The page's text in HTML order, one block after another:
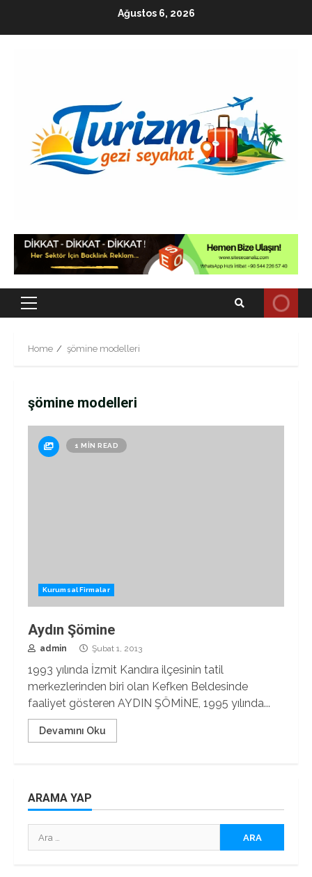
Ağustos 6, 2026
Primary
Home şömine modelleri
şömine modelleri
1 MIN READ
Kurumsal Firmalar
Aydın Şömine
admin Şubat 1, 2013
1993 yılında İzmit Kandıra ilçesinin tatil
merkezlerinden biri olan Kefken Beldesinde
faaliyet gösteren AYDIN ŞÖMİNE, 1995 yılında...
Devamını Oku
ARAMA YAP
Arama: